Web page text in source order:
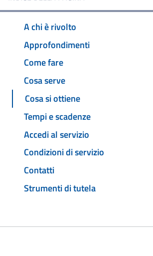
A chi è rivolto
Approfondimenti
Come fare
Cosa serve
Cosa si ottiene
Tempi e scadenze
Accedi al servizio
Condizioni di servizio
Contatti
Strumenti di tutela